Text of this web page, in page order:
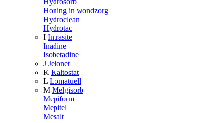
Hydrosorb
Honing in wondzorg
Hydroclean
Hydrotac
I Intrasite
Inadine
Isobetadine
J Jelonet
K Kaltostat
L Lomatuell
M Melgisorb
Mepiform
Mepitel
Mesalt